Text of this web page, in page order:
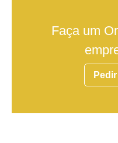
Faça um